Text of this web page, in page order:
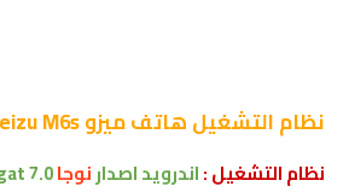
نظام التشغيل هاتفميزو Meizu M6s
نظام التشغيل :اندرويد اصدارنوجا7.0